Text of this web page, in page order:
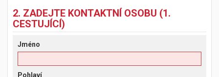
2. ZADEJTE KONTAKTNÍ OSOBU (1.
CESTUJÍCÍ)
Jméno
Pohlaví